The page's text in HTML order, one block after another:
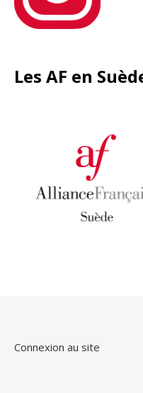
Les AF en
Connexion au site